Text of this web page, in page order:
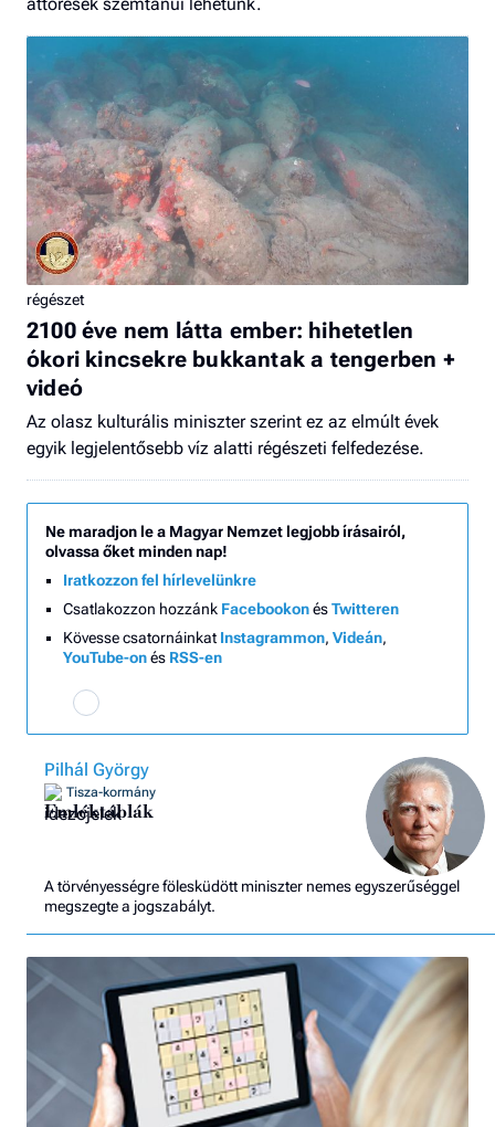
régészet
2100 éve nem látta ember: hihetetlen
ókori kincsekre bukkantak a tengerben +
videó
Az olasz kulturális miniszter szerint ez az elmúlt évek
egyik legjelentősebb víz alatti régészeti felfedezése.
Ne maradjon le a Magyar Nemzet legjobb írásairól,
olvassa őket minden nap!
Iratkozzon fel hírlevelünkre
Csatlakozzon hozzánk FacebookonésTwitteren
Kövesse csatornáinkat Instagrammon, Videán,
YouTube-onés RSS-en
Pilhál György
Tisza-kormány
Emléktáblák
A törvényességre fölesküdött miniszter nemes egyszerűséggel
megszegte a jogszabályt.